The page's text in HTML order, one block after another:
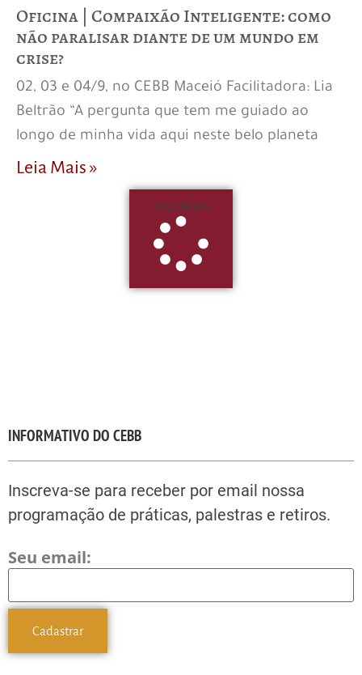
Oficina | Compaixão Inteligente: como
não paralisar diante de um mundo em
crise?
02, 03 e 04/9, no CEBB Maceió Facilitadora: Lia
Beltrão “A pergunta que tem me guiado ao
longo de minha vida aqui neste belo planeta
Leia Mais »
Leia Mais
INFORMATIVO DO CEBB
Inscreva-se para receber por email nossa
programação de práticas, palestras e retiros.
Seu email: